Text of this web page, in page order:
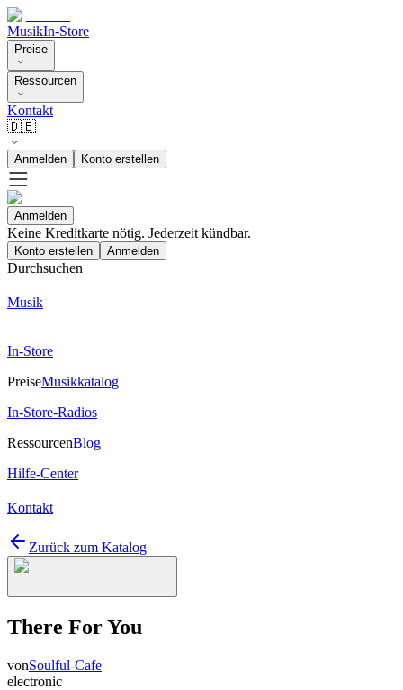
MusikIn-Store
Preise
Ressourcen
Kontakt
🇩🇪
Anmelden Konto erstellen
Anmelden
Keine Kreditkarte nötig. Jederzeit kündbar.
Konto erstellen Anmelden
Durchsuchen
Musik
In-Store
PreiseMusikkatalog
In-Store-Radios
RessourcenBlog
Hilfe-Center
Kontakt
Zurück zum Katalog
There For You
vonSoulful-Cafe
electronic